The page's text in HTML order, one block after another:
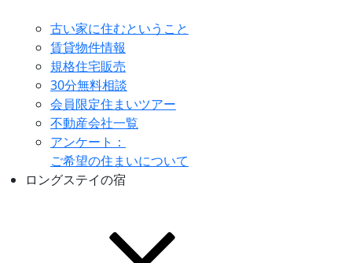
古い家に住むということ
賃貸物件情報
規格住宅販売
30分無料相談
会員限定住まいツアー
不動産会社一覧
アンケート：
ご希望の住まいについて
ロングステイの宿